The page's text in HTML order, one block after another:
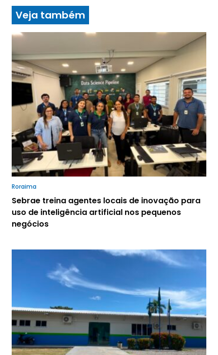
Veja também
Roraima
Sebrae treina agentes locais de inovação para
uso de inteligência artificial nos pequenos
negócios